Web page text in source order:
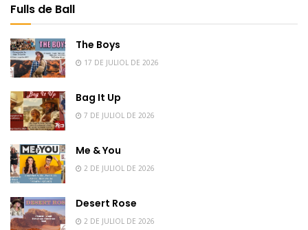
Fulls de Ball
The Boys
17 DE JULIOL DE 2026
Bag It Up
7 DE JULIOL DE 2026
Me & You
2 DE JULIOL DE 2026
Desert Rose
2 DE JULIOL DE 2026